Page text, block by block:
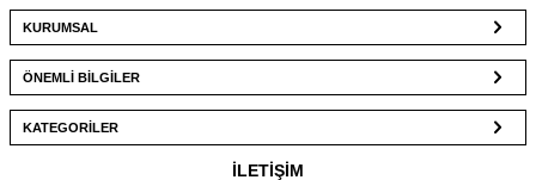
KURUMSAL
ÖNEMLİ BİLGİLER
KATEGORİLER
İLETİŞİM